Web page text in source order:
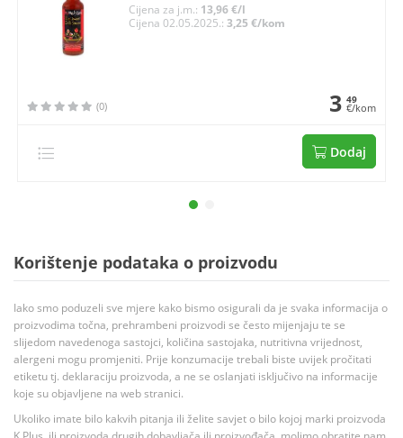
Cijena za j.m.: 13,96 €/l
Cijena 02.05.2025.:3,25 €/kom
(0) 3 49
€/kom
Dodaj
Korištenje podataka o proizvodu
Iako smo poduzeli sve mjere kako bismo osigurali da je svaka informacija o
proizvodima točna, prehrambeni proizvodi se često mijenjaju te se
slijedom navedenoga sastojci, količina sastojaka, nutritivna vrijednost,
alergeni mogu promjeniti. Prije konzumacije trebali biste uvijek pročitati
etiketu tj. deklaraciju proizvoda, a ne se oslanjati isključivo na informacije
koje su objavljene na web stranici.
Ukoliko imate bilo kakvih pitanja ili želite savjet o bilo kojoj marki proizvoda